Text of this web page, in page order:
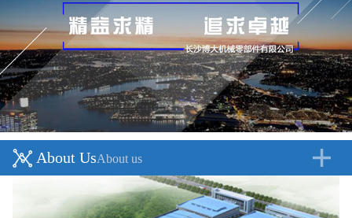
About UsAbout us